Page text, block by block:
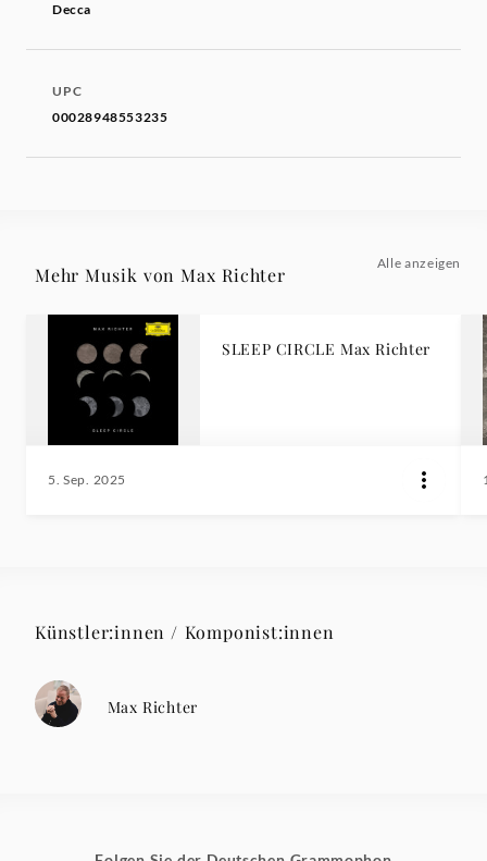
Decca
UPC
00028948553235
Mehr Musik von Max Richter
Alle anzeigen
SLEEP CIRCLE Max Richter
5. Sep. 2025
Künstler:innen / Komponist:innen
Max Richter